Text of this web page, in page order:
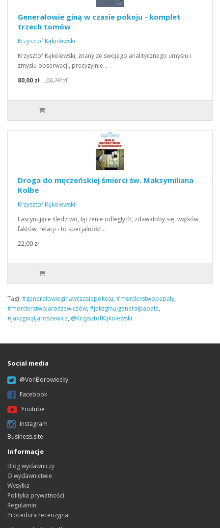
Generałowie giną w czasie pokoju - komplet
trzech tomów
Krzysztof Kąkolewski
Krzysztof Kąkolewski, znany ze swojego analitycznego umysłu i
zmysłu obserwacji, precyzyjnie…
80,00 zł
86,70 zł
Droga do męczeńskiej śmierci św. Maksymiliana
Kolbe
Krzysztof Kąkolewski
Fascynujące śledztwo, łączenie odległych, zdawałoby się, wątków,
faktów, relacji - to specjalność…
22,00 zł
Tagi: #generałowieginąwczasiepokoju, #morderstwopapały,
#morderstwojaroszewiczów, #jakzginąłgenerałpapała,
#jakzginąłjaroszewicz, @KrzysztofKąkolewski
Social media
@VonBorowiecky
Facebook
Youtube
Instagram
Business.site
Informacje
Blog wydawniczy
O wydawnictwie
Wysyłka
Polityka prywatności
Regulamin
Procedura recenzyjna